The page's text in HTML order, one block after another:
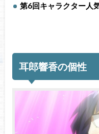
第6回キャラクター人
耳郎響香の個性